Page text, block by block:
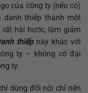
của công ty (nếu có)
danh thiếp thành một
rất hài hước, làm giảm
thiếpnày khác với
ty – không có đại
ty.
dùng đối nội chỉ nên